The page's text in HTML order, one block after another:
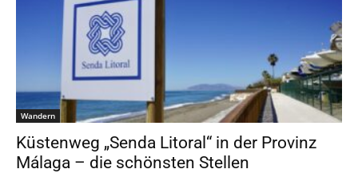
Wandern
Küstenweg „Senda Litoral“ in der Provinz
Málaga – die schönsten Stellen